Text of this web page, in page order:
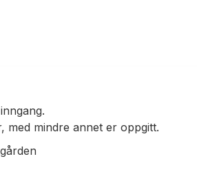
med mindre annet er oppgitt.